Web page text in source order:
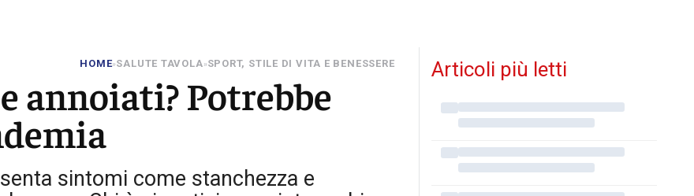
HOME»SALUTE TAVOLA»SPORT, STILE DI VITA E BENESSERE
annoiati? Potrebbe
sintomi come stanchezza e
Articoli più letti